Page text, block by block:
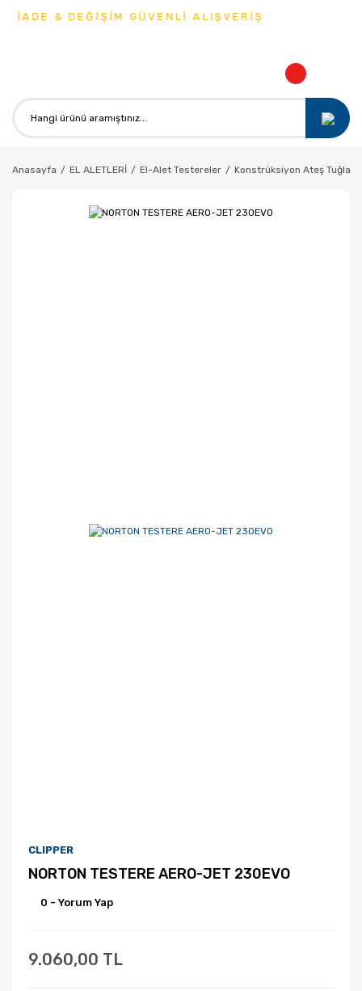
İADE & DEĞİŞİM GÜVENLİ ALIŞVERİŞ
Anasayfa EL ALETLERİ El-Alet Testereler Konstrüksiyon Ateş Tuğla
CLIPPER
NORTON TESTERE AERO-JET 230EVO
0 - Yorum Yap
9.060,00 TL